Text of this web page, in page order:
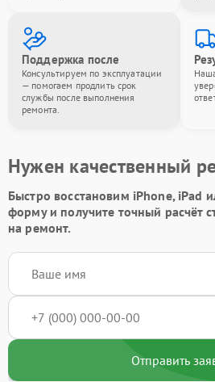
Поддержка после
Консультируем по эксплуатации
— помогаем продлить срок
службы после выполнения
ремонта.
Нужен качественный
Быстро восстановим iPhone, iPad
формуи получите точный расчёт
на ремонт.
Отправить